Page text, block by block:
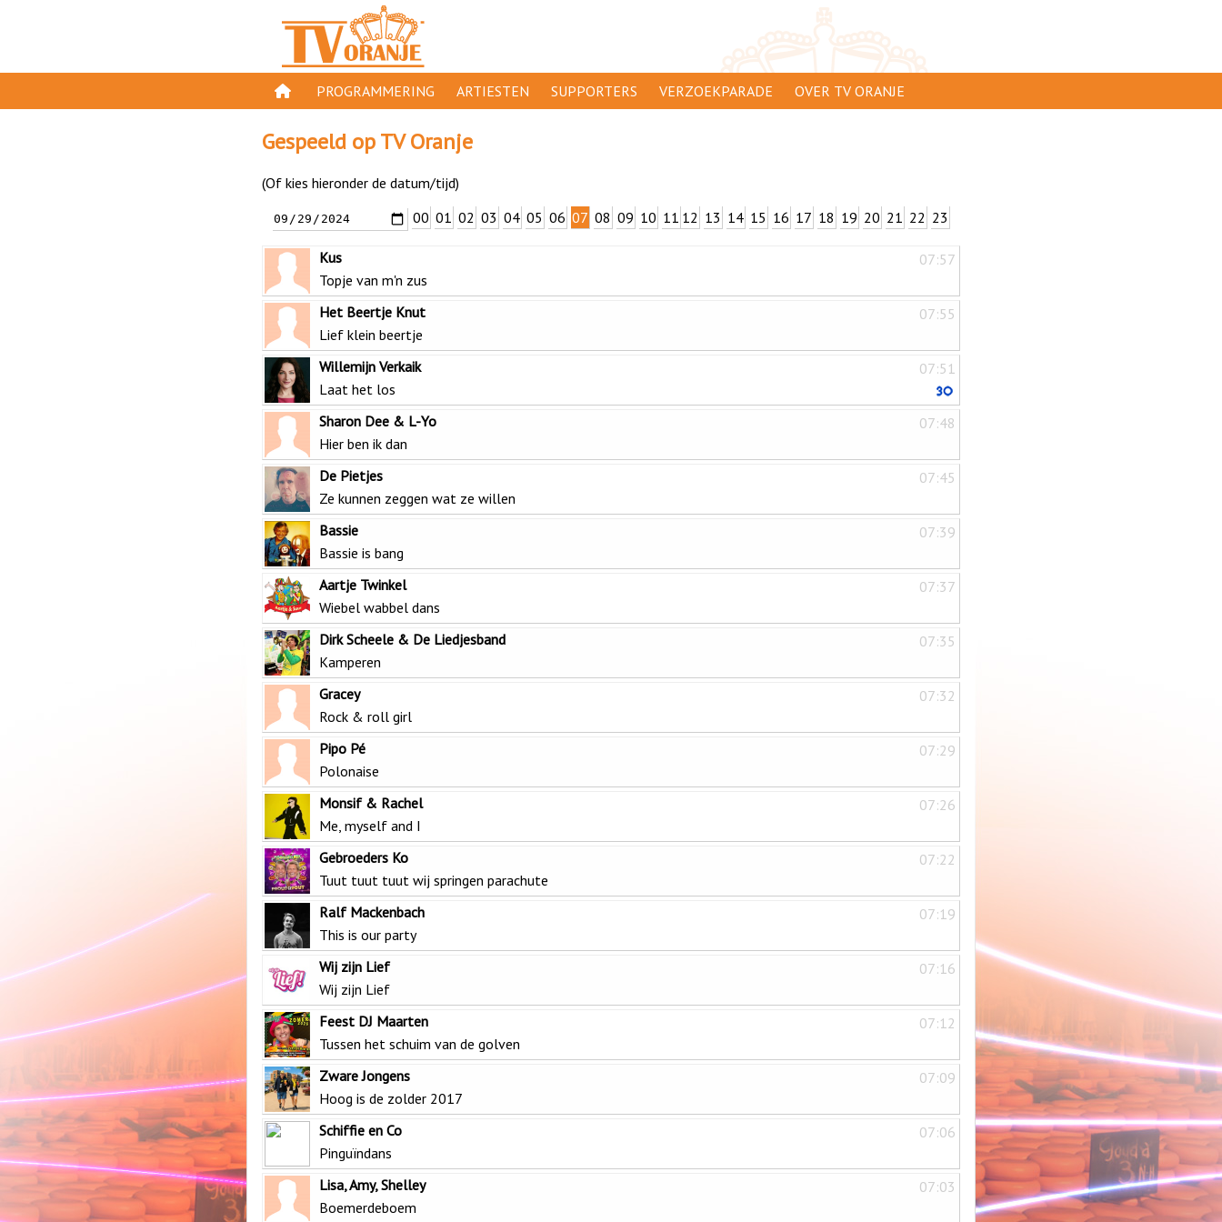
PROGRAMMERING
11 VAN ORANJE
ARTIESTEN SUPPORTERS VERZOEKPARADE OVER TV ORANJE
Gespeeld op TV Oranje
(Of kies hieronder de datum/tijd)
00 01 02 03 04 05 06 07 08 09 10 11 12 13 14 15 16 17 18 19 20 21 22 23
07:57
Kus
Topje van m'n zus
07:55
Het Beertje Knut
Lief klein beertje
07:51
Willemijn Verkaik
Laat het los
07:48
Sharon Dee & L-Yo
Hier ben ik dan
07:45
De Pietjes
Ze kunnen zeggen wat ze willen
07:39
Bassie
Bassie is bang
07:37
Aartje Twinkel
Wiebel wabbel dans
07:35
Dirk Scheele & De Liedjesband
Kamperen
07:32
Gracey
Rock & roll girl
07:29
Pipo Pé
Polonaise
07:26
Monsif & Rachel
Me, myself and I
07:22
Gebroeders Ko
Tuut tuut tuut wij springen parachute
07:19
Ralf Mackenbach
This is our party
07:16
Wij zijn Lief
Wij zijn Lief
07:12
Feest DJ Maarten
Tussen het schuim van de golven
07:09
Zware Jongens
Hoog is de zolder 2017
07:06
Schiffie en Co
Pinguïndans
07:03
Lisa, Amy, Shelley
Boemerdeboem